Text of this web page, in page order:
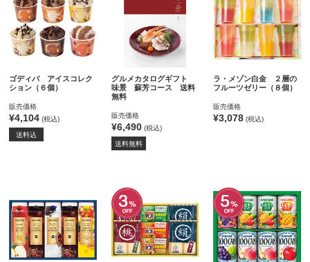
ゴディバ アイスコレク
ション（６個）
販売価格
¥4,104 (税込)
送料込
グルメカタログギフト
味景 蘇芳コース 送料
無料
販売価格
¥6,490(税込)
送料無料
ラ・メゾン白金 ２層の
フルーツゼリー（８個）
販売価格
¥3,078 (税込)